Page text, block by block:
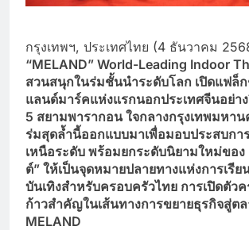
กรุงเทพฯ, ประเทศไทย (4 ธันวาคม
“MELAND” World-Leading Indoor
สวนสนุกในร่มชั้นนำระดับโลก เปิดแฟล็
แลนด์มาร์คแห่งแรกนอกประเทศจีนอย่า
5 สยามพารากอน ใจกลางกรุงเทพมหา
ร่มสุดล้ำนี้ออกแบบมาเพื่อมอบประสบก
เหนือระดับ พร้อมยกระดับนิยามใหม่ของ
ต์” ให้เป็นจุดหมายปลายทางแห่งการเรี
บันเทิงสำหรับครอบครัวไทย การเปิดตัวค
ก้าวสำคัญในเส้นทางการขยายธุรกิจสู่ต
MELAND